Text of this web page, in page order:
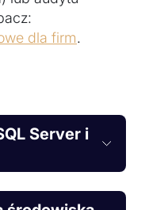
dla firm.
Server i